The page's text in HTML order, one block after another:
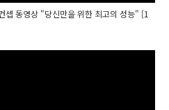
동영상 "당신만을 위한 최고의 성능" [1